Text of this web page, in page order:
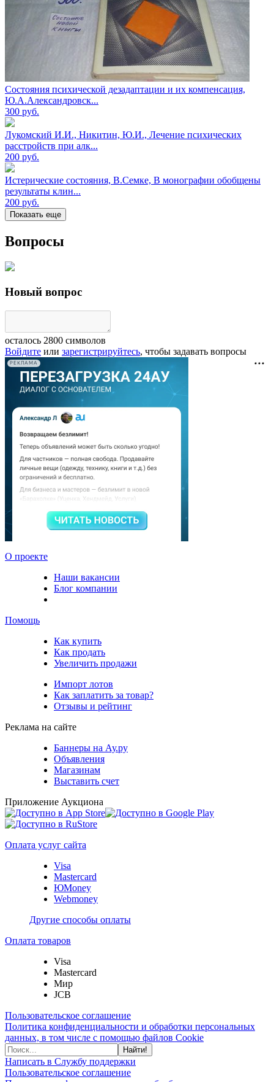
Состояния психической дезадаптации и их компенсация,
Ю.А.Александровск...
300 руб.
Лукомский И.И., Никитин, Ю.И., Лечение психических
расстройств при алк...
200 руб.
Истерические состояния, В.Семке, В монографии обобщены
результаты клин...
200 руб.
Показать еще
Вопросы
Новый вопрос
осталось 2800 символов
Войдите или зарегистрируйтесь, чтобы задавать вопросы
РЕКЛАМА
О проекте
Наши вакансии
Блог компании
Помощь
Как купить
Как продать
Увеличить продажи
Импорт лотов
Как заплатить за товар?
Отзывы и рейтинг
Реклама на сайте
Баннеры на Ау.ру
Объявления
Магазинам
Выставить счет
Приложение Аукциона
Оплата услуг сайта
Visa
Mastercard
ЮMoney
Webmoney
Другие способы оплаты
Оплата товаров
Visa
Mastercard
Мир
JCB
Пользовательское соглашение
Политика конфиденциальности и обработки персональных
данных, в том числе с помощью файлов Cookie
Найти!
Написать в Службу поддержки
Пользовательское соглашение